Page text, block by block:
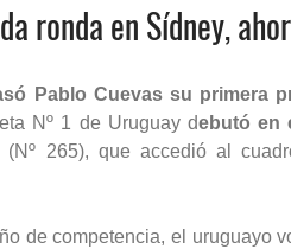
ronda en Sídney,
Pablo Cuevas su primera
Nº 1 de Uruguay debutó en
(Nº 265), que accedió al
de competencia, el uruguayo